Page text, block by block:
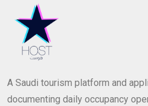
A Saudi tourism platform and
documenting daily occupancy